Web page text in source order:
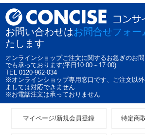
お問い合わせはお問合せフォー
たします
オンラインショップご注文に関するお急ぎのお
でも承っております(平日10:00～17:00)
TEL 0120-962-034
※オンラインショップ専用窓口です、ご注文以
ましては対応できません
※お電話注文は承っておりません
マイページ/新規会員登録 特定商